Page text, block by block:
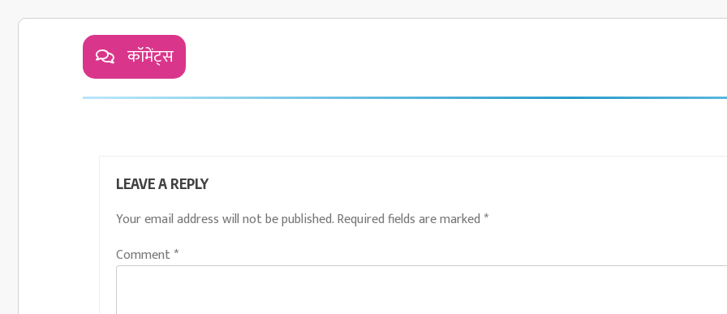
कॉमेंट्स
LEAVE A REPLY
Your email address will not be published.Required fields are marked *
Comment*